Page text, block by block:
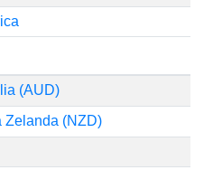
(AUD)
Zelanda (NZD)